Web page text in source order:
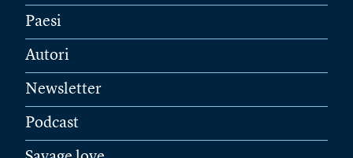
Paesi
Autori
Newsletter
Podcast